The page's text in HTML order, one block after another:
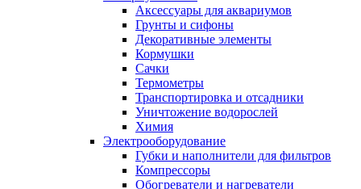
Аксессуары для аквариумов
Грунты и сифоны
Декоративные элементы
Кормушки
Сачки
Термометры
Транспортировка и отсадники
Уничтожение водорослей
Химия
Электрооборудование
Губки и наполнители для фильтров
Компрессоры
Обогреватели и нагреватели